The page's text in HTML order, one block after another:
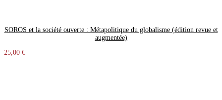
SOROS et la société ouverte : Métapolitique du globalisme (édition revue et
augmentée)
25,00 €